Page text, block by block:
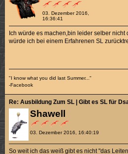
03. Dezember 2016,
16:36:41
Ich würde es machen,bin leider selber nicht
würde ich bei einem Erfahrenen SL
"I know what you did last Summer..."
-Facebook
Shawell
03. Dezember 2016, 16:40:19
Re: Ausbildung Zum SL | Gibt es SL für
So weit ich das weiß gibt es nicht "das